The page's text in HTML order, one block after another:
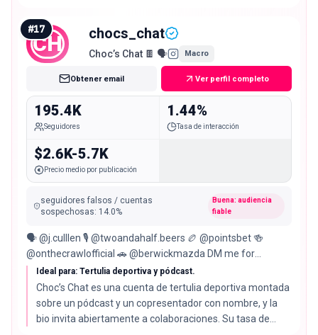
real.
CH
#17 chocs_chat
Choc’s Chat 🍫 🗣 Macro
Obtener email Ver perfil completo
195.4K
Seguidores
1.44%
Tasa de interacción
$2.6K-5.7K
Precio medio por publicación
seguidores falsos / cuentas
sospechosas: 14.0%
Buena: audiencia
fiable
🗣️ @j.culllen 🎙️ @twoandahalf.beers 🏉 @pointsbet 🍻
@onthecrawlofficial 🚗 @berwickmazda DM me for
Enquires/Collabs or ✉️ 👇🏻
Ideal para: Tertulia deportiva y pódcast.
Choc’s Chat es una cuenta de tertulia deportiva montada
sobre un pódcast y un copresentador con nombre, y la
bio invita abiertamente a colaboraciones. Su tasa de